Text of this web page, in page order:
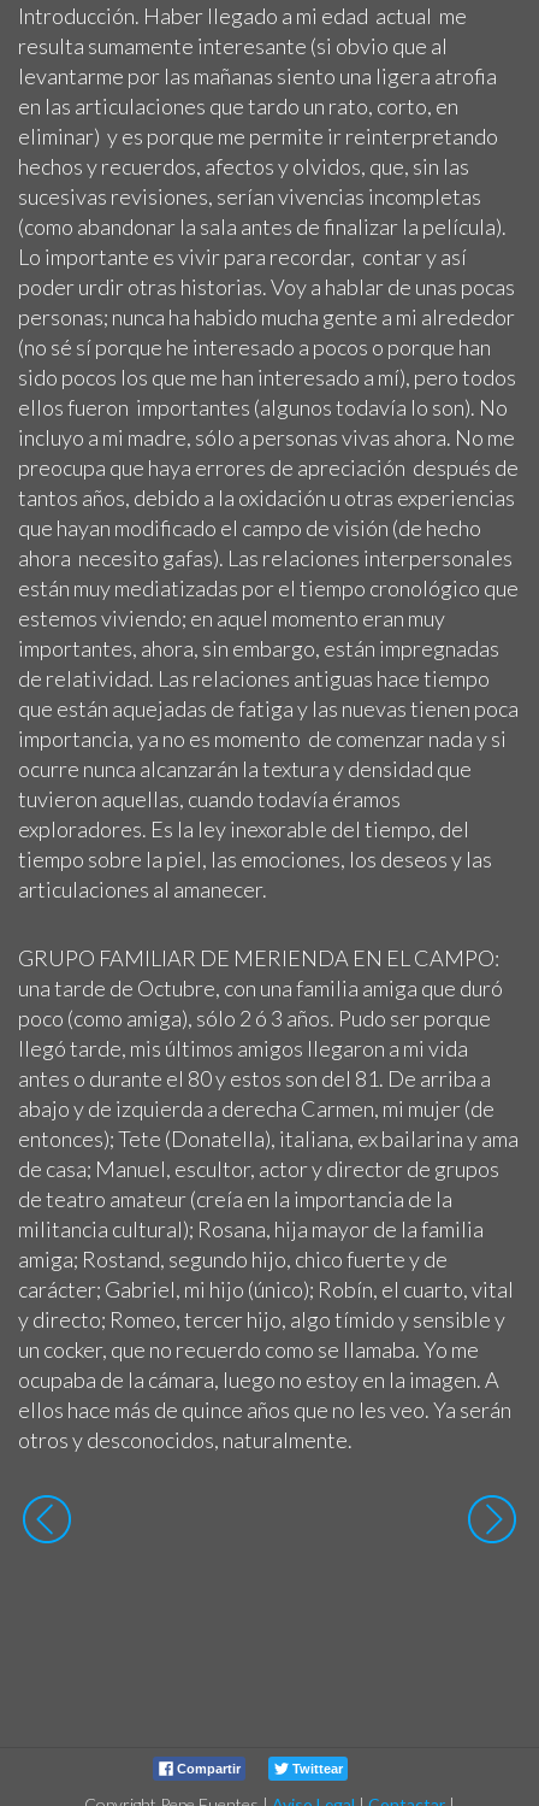
Introducción. Haber llegado a mi edad actual me
resulta sumamente interesante (si obvio que al
levantarme por las mañanas siento una ligera atrofia
en las articulaciones que tardo un rato, corto, en
eliminar) y es porque me permite ir reinterpretando
hechos y recuerdos, afectos y olvidos, que, sin las
sucesivas revisiones, serían vivencias incompletas
(como abandonar la sala antes de finalizar la película).
Lo importante es vivir para recordar, contar y así
poder urdir otras historias. Voy a hablar de unas pocas
personas; nunca ha habido mucha gente a mi alrededor
(no sé sí porque he interesado a pocos o porque han
sido pocos los que me han interesado a mí), pero todos
ellos fueron importantes (algunos todavía lo son). No
incluyo a mi madre, sólo a personas vivas ahora. No me
preocupa que haya errores de apreciación después de
tantos años, debido a la oxidación u otras experiencias
que hayan modificado el campo de visión (de hecho
ahora necesito gafas). Las relaciones interpersonales
están muy mediatizadas por el tiempo cronológico que
estemos viviendo; en aquel momento eran muy
importantes, ahora, sin embargo, están impregnadas
de relatividad. Las relaciones antiguas hace tiempo
que están aquejadas de fatiga y las nuevas tienen poca
importancia, ya no es momento de comenzar nada y si
ocurre nunca alcanzarán la textura y densidad que
tuvieron aquellas, cuando todavía éramos
exploradores. Es la ley inexorable del tiempo, del
tiempo sobre la piel, las emociones, los deseos y las
articulaciones al amanecer.
GRUPO FAMILIAR DE MERIENDA EN EL CAMPO:
una tarde de Octubre, con una familia amiga que duró
poco (como amiga), sólo 2 ó 3 años. Pudo ser porque
llegó tarde, mis últimos amigos llegaron a mi vida
antes o durante el 80 y estos son del 81. De arriba a
abajo y de izquierda a derecha Carmen, mi mujer (de
entonces); Tete (Donatella), italiana, ex bailarina y ama
de casa; Manuel, escultor, actor y director de grupos
de teatro amateur (creía en la importancia de la
militancia cultural); Rosana, hija mayor de la familia
amiga; Rostand, segundo hijo, chico fuerte y de
carácter; Gabriel, mi hijo (único); Robín, el cuarto, vital
y directo; Romeo, tercer hijo, algo tímido y sensible y
un cocker, que no recuerdo como se llamaba. Yo me
ocupaba de la cámara, luego no estoy en la imagen. A
ellos hace más de quince años que no les veo. Ya serán
otros y desconocidos, naturalmente.
Compartir Twittear